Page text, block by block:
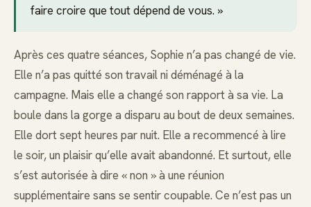
faire croire que tout dépend de vous. »
Après ces quatre séances, Sophie n’a pas changé de vie.
Elle n’a pas quitté son travail ni déménagé à la
campagne. Mais elle a changé son rapport à sa vie. La
boule dans la gorge a disparu au bout de deux semaines.
Elle dort sept heures par nuit. Elle a recommencé à lire
le soir, un plaisir qu’elle avait abandonné. Et surtout, elle
s’est autorisée à dire « non » à une réunion
supplémentaire sans se sentir coupable. Ce n’est pas un